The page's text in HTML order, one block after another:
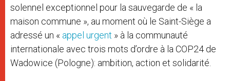
solennel exceptionnel pour la sauvegarde de « la
maison commune », au moment où le Saint-Siège a
adressé un « appel urgent » à la communauté
internationale avec trois mots d’ordre à la COP24 de
Wadowice (Pologne): ambition, action et solidarité.